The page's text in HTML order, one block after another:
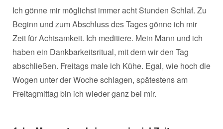
Ich gönne mir möglichst immer acht Stunden Schlaf. Zu
Beginn und zum Abschluss des Tages gönne ich mir
Zeit für Achtsamkeit. Ich meditiere. Mein Mann und ich
haben ein Dankbarkeitsritual, mit dem wir den Tag
abschließen. Freitags male ich Kühe. Egal, wie hoch die
Wogen unter der Woche schlagen, spätestens am
Freitagmittag bin ich wieder ganz bei mir.